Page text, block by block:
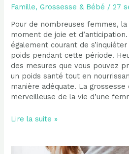
Famille,Grossesse & Bébé /27
Pour de nombreuses femmes,
moment de joie et
également courant de
poids pendant cette période.
des mesures que vous pouvez
un poids santé tout en
manière adéquate. La
merveilleuse de la vie d’une
10
Lire la suite »